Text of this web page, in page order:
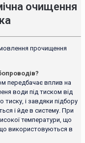
очищення
прочищення
передбачає вплив на
води під тиском від
тиску, і завдяки підбору
і йде в систему. При
температури, що
використовуються в